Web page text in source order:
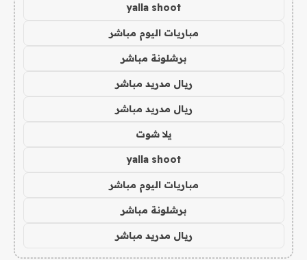
yalla shoot
مباريات اليوم مباشر
برشلونة مباشر
ريال مدريد مباشر
ريال مدريد مباشر
يلا شوت
yalla shoot
مباريات اليوم مباشر
برشلونة مباشر
ريال مدريد مباشر